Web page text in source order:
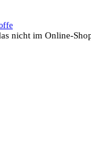
nicht im Online-